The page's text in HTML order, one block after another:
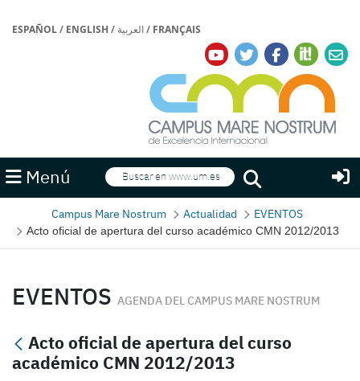
ESPAÑOL/ ENGLISH / العربية/ FRANÇAIS
Menú Buscar
Buscar
Campus Mare Nostrum Actualidad EVENTOS
Acto oficial de apertura del curso académico CMN 2012/2013
EVENTOS AGENDA DEL CAMPUS MARE NOSTRUM
Acto oficial de apertura del curso
académico CMN 2012/2013